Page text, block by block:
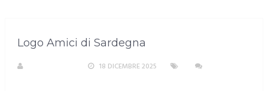
Logo Amici di Sardegna
18 DICEMBRE 2025